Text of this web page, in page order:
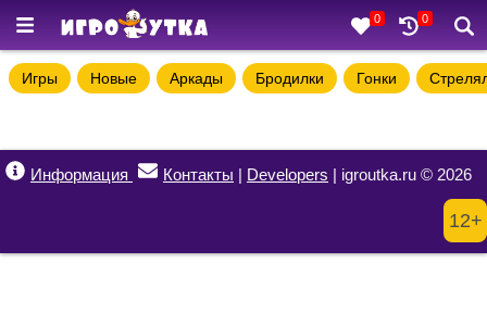
0 0
Игры Новые Аркады Бродилки Гонки
Информация Контакты | Developers | igroutka.ru © 2026
12+